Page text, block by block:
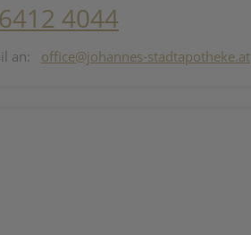
4044
an: office@johannes-stadtapotheke.at